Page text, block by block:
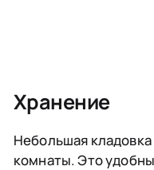
Хранение
Небольшая
комнаты. Это